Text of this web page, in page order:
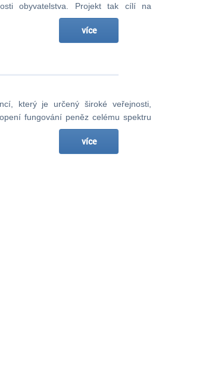
obyvatelstva. Projekt tak cílí na
více
který je určený široké veřejnosti,
fungování peněz celému spektru
více